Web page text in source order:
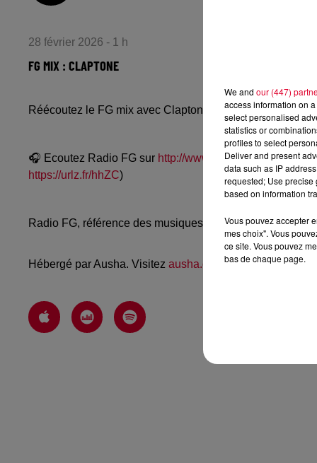
28 février 2026 - 1 h
FG MIX : CLAPTONE
Réécoutez le FG mix avec Claptone du vendredi 27
🎧 Ecoutez Radio FG sur http://www.radiofg.com 📱 et sur
https://urlz.fr/hhZC)
Radio FG, référence des musiques électroniques,
Hébergé par Ausha. Visitez ausha.co/politique-de-
We and our (447)
access information on
select personalised
statistics or
profiles to select
Deliver and present
data such as IP
requested; Use precise
based on information
Vous pouvez accepter
mes choix". Vous
ce site. Vous pouvez
bas de chaque page.